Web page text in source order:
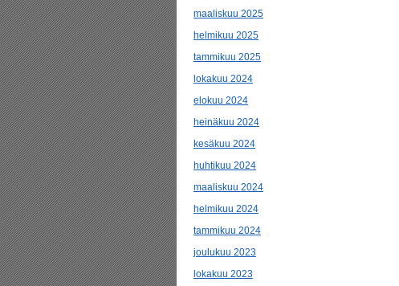
maaliskuu 2025
helmikuu 2025
tammikuu 2025
lokakuu 2024
elokuu 2024
heinäkuu 2024
kesäkuu 2024
huhtikuu 2024
maaliskuu 2024
helmikuu 2024
tammikuu 2024
joulukuu 2023
lokakuu 2023